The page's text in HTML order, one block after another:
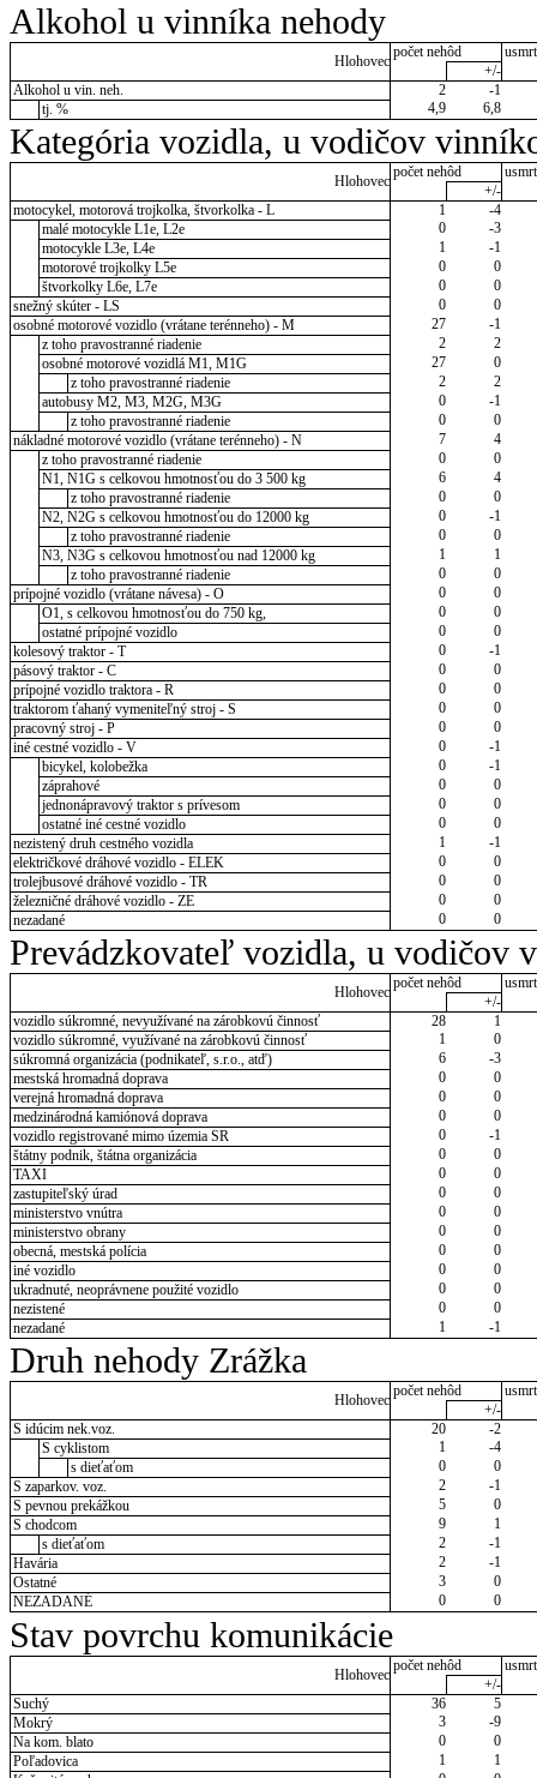
Alkohol u vinníka nehody
Hlohovec
počet nehôd
+/-
Alkohol u vin. neh.
2
-1
tj. %
4,9 6,8
Kategória vozidla, u vodičov
Hlohovec
počet nehôd
+/-
motocykel, motorová trojkolka, štvorkolka - L
1
-4
malé motocykle L1e, L2e
0
-3
motocykle L3e, L4e
1
-1
motorové trojkolky L5e
0
0
štvorkolky L6e, L7e
0
0
snežný skúter - LS
0
0
osobné motorové vozidlo (vrátane terénneho) - M
27
-1
z toho pravostranné riadenie
2
2
osobné motorové vozidlá M1, M1G
27
0
z toho pravostranné riadenie
2
2
autobusy M2, M3, M2G, M3G
0
-1
z toho pravostranné riadenie
0
0
nákladné motorové vozidlo (vrátane terénneho) - N
7
4
z toho pravostranné riadenie
0
0
N1, N1G s celkovou hmotnosťou do 3 500 kg
6
4
z toho pravostranné riadenie
0
0
N2, N2G s celkovou hmotnosťou do 12000 kg
0
-1
z toho pravostranné riadenie
0
0
N3, N3G s celkovou hmotnosťou nad 12000 kg
1
1
z toho pravostranné riadenie
0
0
prípojné vozidlo (vrátane návesa) - O
0
0
O1, s celkovou hmotnosťou do 750 kg,
0
0
ostatné prípojné vozidlo
0
0
kolesový traktor - T
0
-1
pásový traktor - C
0
0
prípojné vozidlo traktora - R
0
0
traktorom ťahaný vymeniteľný stroj - S
0
0
pracovný stroj - P
0
0
iné cestné vozidlo - V
0
-1
bicykel, kolobežka
0
-1
záprahové
0
0
jednonápravový traktor s prívesom
0
0
ostatné iné cestné vozidlo
0
0
nezistený druh cestného vozidla
1
-1
električkové dráhové vozidlo - ELEK
0
0
trolejbusové dráhové vozidlo - TR
0
0
železničné dráhové vozidlo - ZE
0
0
nezadané
0 0
Prevádzkovateľ vozidla, u vodičov
Hlohovec
počet nehôd
+/-
vozidlo súkromné, nevyužívané na zárobkovú činnosť
28
1
vozidlo súkromné, využívané na zárobkovú činnosť
1
0
súkromná organizácia (podnikateľ, s.r.o., atď)
6
-3
mestská hromadná doprava
0
0
verejná hromadná doprava
0
0
medzinárodná kamiónová doprava
0
0
vozidlo registrované mimo územia SR
0
-1
štátny podnik, štátna organizácia
0
0
TAXI
0
0
zastupiteľský úrad
0
0
ministerstvo vnútra
0
0
ministerstvo obrany
0
0
obecná, mestská polícia
0
0
iné vozidlo
0
0
ukradnuté, neoprávnene použité vozidlo
0
0
nezistené
0
0
nezadané
1 -1
Druh nehody Zrážka
Hlohovec
počet nehôd
+/-
S idúcim nek.voz.
20
-2
S cyklistom
1
-4
s dieťaťom
0
0
S zaparkov. voz.
2
-1
S pevnou prekážkou
5
0
S chodcom
9
1
s dieťaťom
2
-1
Havária
2
-1
Ostatné
3
0
NEZADANÉ
0 0
Stav povrchu komunikácie
Hlohovec
počet nehôd
+/-
Suchý
36
5
Mokrý
3
-9
Na kom. blato
0
0
Poľadovica
1
1